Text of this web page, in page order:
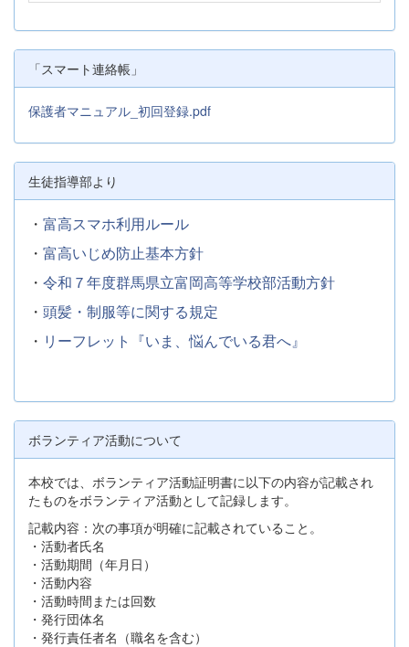
「スマート連絡帳」
保護者マニュアル_初回登録.pdf
生徒指導部より
・ 富高スマホ利用ルール
・ 富高いじめ防止基本方針
・ 令和７年度群馬県立富岡高等学校部活動方針
・ 頭髪・制服等に関する規定
・ リーフレット『いま、悩んでいる君へ』
ボランティア活動について
本校では、ボランティア活動証明書に以下の内容が記載され
たものをボランティア活動として記録します。
記載内容：次の事項が明確に記載されていること。
・活動者氏名
・活動期間（年月日）
・活動内容
・活動時間または回数
・発行団体名
・発行責任者名（職名を含む）